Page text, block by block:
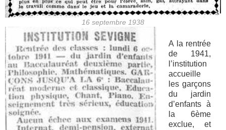
16 septembre 1938
A la rentrée
de 1941,
l’institution
accueille
les garçons
du jardin
d’enfants à
la 6ème
exclue, et